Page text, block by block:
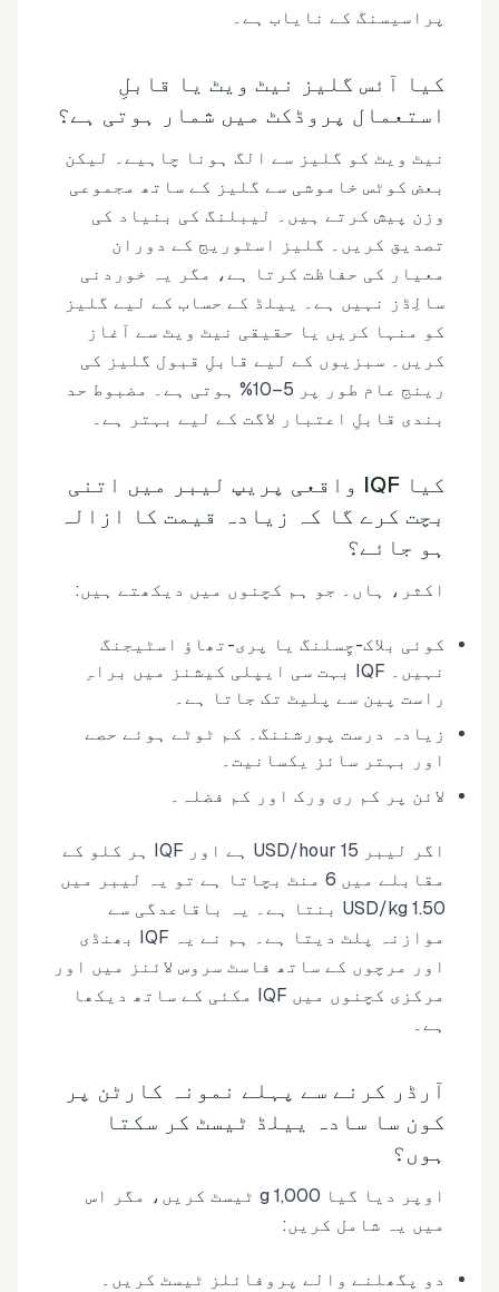
پراسیسنگ کے نایاب ہے۔
کیا آئس گلیز نیٹ ویٹ یا قابلِ
استعمال پروڈکٹ میں شمار ہوتی ہے؟
نیٹ ویٹ کو گلیز سے الگ ہونا چاہیے۔ لیکن
بعض کوٹس خاموشی سے گلیز کے ساتھ مجموعی
وزن پیش کرتے ہیں۔ لیبلنگ کی بنیاد کی
تصدیق کریں۔ گلیز اسٹوریج کے دوران
معیار کی حفاظت کرتا ہے، مگر یہ خوردنی
سالِڈز نہیں ہے۔ ییلڈ کے حساب کے لیے گلیز
کو منہا کریں یا حقیقی نیٹ ویٹ سے آغاز
کریں۔ سبزیوں کے لیے قابلِ قبول گلیز کی
رینج عام طور پر 5–10% ہوتی ہے۔ مضبوط حد
بندی قابلِ اعتبار لاگت کے لیے بہتر ہے۔
کیا IQF واقعی پریپ لیبر میں اتنی
بچت کرے گا کہ زیادہ قیمت کا ازالہ
ہو جائے؟
اکثر، ہاں۔ جو ہم کچنوں میں دیکھتے ہیں:
کوئی بلاک-چِسلنگ یا پری-تھاؤ اسٹیجنگ
نہیں۔ IQF بہت سی ایپلی کیشنز میں براہِ
راست پین سے پلیٹ تک جاتا ہے۔
زیادہ درست پورشننگ۔ کم ٹوٹے ہوئے حصے
اور بہتر سائز یکسانیت۔
لائن پر کم ری ورک اور کم فضلہ۔
اگر لیبر 15 USD/hour ہے اور IQF ہر کلو کے
مقابلے میں 6 منٹ بچاتا ہے تو یہ لیبر میں
1.50 USD/kg بنتا ہے۔ یہ باقاعدگی سے
موازنہ پلٹ دیتا ہے۔ ہم نے یہ IQF بھنڈی
اور مرچوں کے ساتھ فاسٹ سروس لائنز میں اور
مرکزی کچنوں میں IQF مکئی کے ساتھ دیکھا
ہے۔
آرڈر کرنے سے پہلے نمونہ کارٹن پر
کون سا سادہ ییلڈ ٹیسٹ کر سکتا
ہوں؟
اوپر دیا گیا 1,000 g ٹیسٹ کریں، مگر اس
میں یہ شامل کریں:
دو پگھلنے والے پروفائلز ٹیسٹ کریں۔